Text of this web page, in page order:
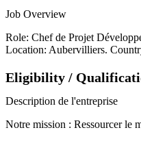
Job Overview
Role: Chef de Projet
Location: Aubervilliers.
Eligibility /
Description de l'entreprise
Notre mission : Ressourcer le